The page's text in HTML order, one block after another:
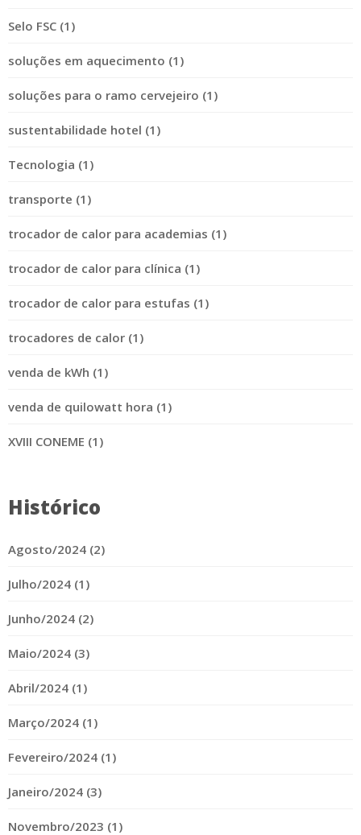
Selo FSC (1)
soluções em aquecimento (1)
soluções para o ramo cervejeiro (1)
sustentabilidade hotel (1)
Tecnologia (1)
transporte (1)
trocador de calor para academias (1)
trocador de calor para clínica (1)
trocador de calor para estufas (1)
trocadores de calor (1)
venda de kWh (1)
venda de quilowatt hora (1)
XVIII CONEME (1)
Histórico
Agosto/2024 (2)
Julho/2024 (1)
Junho/2024 (2)
Maio/2024 (3)
Abril/2024 (1)
Março/2024 (1)
Fevereiro/2024 (1)
Janeiro/2024 (3)
Novembro/2023 (1)